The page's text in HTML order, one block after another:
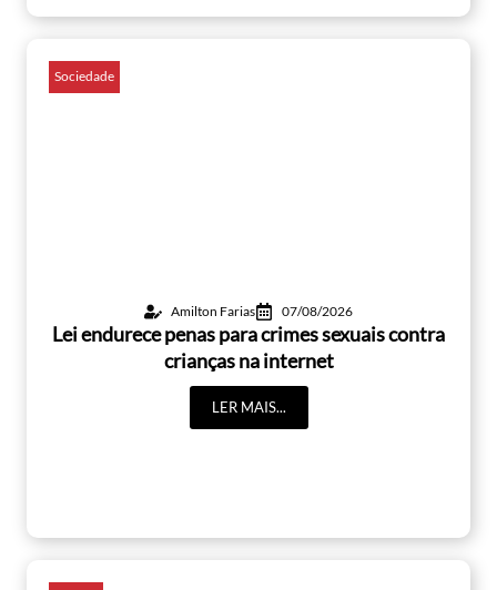
Sociedade
Amilton Farias 07/08/2026
Lei endurece penas para crimes sexuais contra
crianças na internet
LER MAIS...